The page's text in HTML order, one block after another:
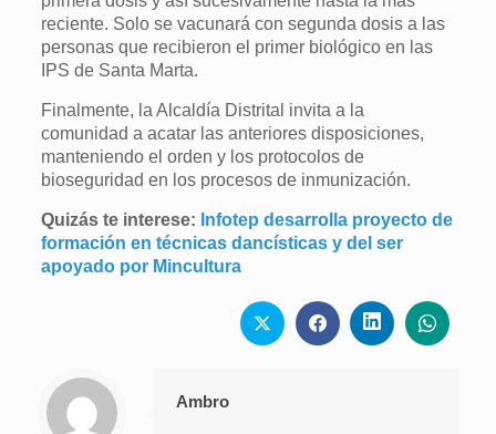
reciente. Solo se vacunará con segunda dosis a las
personas que recibieron el primer biológico en las
IPS de Santa Marta.
Finalmente, la Alcaldía Distrital invita a la
comunidad a acatar las anteriores disposiciones,
manteniendo el orden y los protocolos de
bioseguridad en los procesos de inmunización.
Quizás te interese: Infotep desarrolla proyecto de
formación en técnicas dancísticas y del ser
apoyado por Mincultura
Ambro